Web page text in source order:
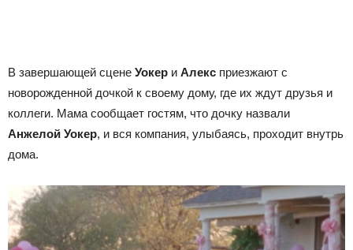
В завершающей сцене Уокер и Алекс приезжают с
новорожденной дочкой к своему дому, где их ждут друзья и
коллеги. Мама сообщает гостям, что дочку назвали
Анжелой Уокер, и вся компания, улыбаясь, проходит внутрь
дома.